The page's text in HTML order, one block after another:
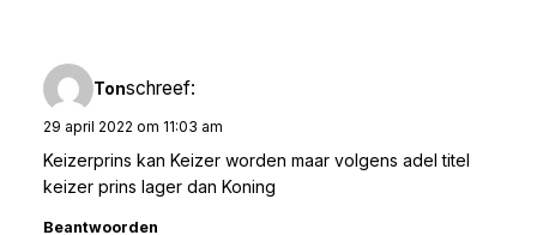
Tonschreef:
29 april 2022 om 11:03 am
Keizerprins kan Keizer worden maar volgens adel titel
keizer prins lager dan Koning
Beantwoorden